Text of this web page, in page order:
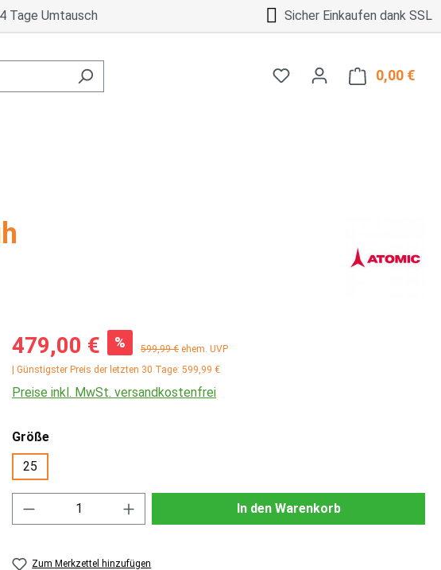
Tage Umtausch Sicher Einkaufen dank SSL
0,00 €
Verkaufspreis:
479,00 € % Regulärer Preis:
599,99 € ehem. UVP
| Günstigster Preis der letzten 30 Tage: 599,99 €
Preise inkl. MwSt. versandkostenfrei
Größeauswählen
25
Produkt Anzahl: Gib den gewünschten Wert ein
In den Warenkorb
Zum Merkzettel hinzufügen